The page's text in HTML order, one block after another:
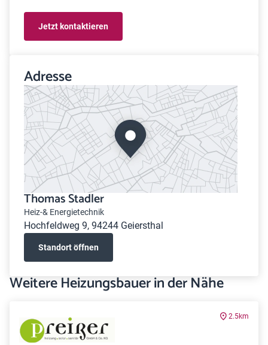
Jetzt kontaktieren
Adresse
Thomas Stadler
Heiz-& Energietechnik
Hochfeldweg 9, 94244 Geiersthal
Standort öffnen
Weitere Heizungsbauer in der Nähe
2.5km